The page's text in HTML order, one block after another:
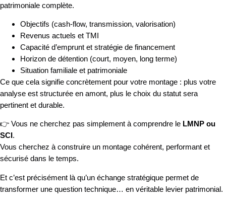
patrimoniale complète.
Objectifs (cash-flow, transmission, valorisation)
Revenus actuels et TMI
Capacité d’emprunt et stratégie de financement
Horizon de détention (court, moyen, long terme)
Situation familiale et patrimoniale
Ce que cela signifie concrètement pour votre montage : plus votre
analyse est structurée en amont, plus le choix du statut sera
pertinent et durable.
👉 Vous ne cherchez pas simplement à comprendre le LMNP ou
SCI.
Vous cherchez à construire un montage cohérent, performant et
sécurisé dans le temps.
Et c’est précisément là qu’un échange stratégique permet de
transformer une question technique… en véritable levier patrimonial.